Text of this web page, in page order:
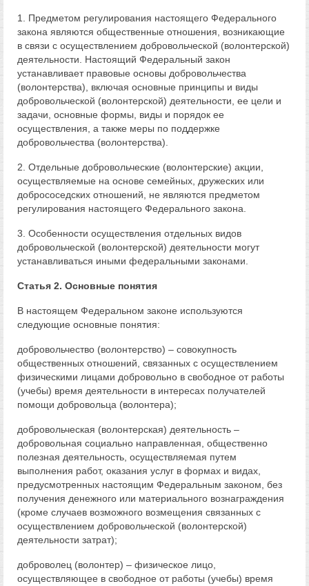
1. Предметом регулирования настоящего Федерального
закона являются общественные отношения, возникающие
в связи с осуществлением добровольческой (волонтерской)
деятельности. Настоящий Федеральный закон
устанавливает правовые основы добровольчества
(волонтерства), включая основные принципы и виды
добровольческой (волонтерской) деятельности, ее цели и
задачи, основные формы, виды и порядок ее
осуществления, а также меры по поддержке
добровольчества (волонтерства).
2. Отдельные добровольческие (волонтерские) акции,
осуществляемые на основе семейных, дружеских или
добрососедских отношений, не являются предметом
регулирования настоящего Федерального закона.
3. Особенности осуществления отдельных видов
добровольческой (волонтерской) деятельности могут
устанавливаться иными федеральными законами.
Статья 2. Основные понятия
В настоящем Федеральном законе используются
следующие основные понятия:
добровольчество (волонтерство) – совокупность
общественных отношений, связанных с осуществлением
физическими лицами добровольно в свободное от работы
(учебы) время деятельности в интересах получателей
помощи добровольца (волонтера);
добровольческая (волонтерская) деятельность –
добровольная социально направленная, общественно
полезная деятельность, осуществляемая путем
выполнения работ, оказания услуг в формах и видах,
предусмотренных настоящим Федеральным законом, без
получения денежного или материального вознаграждения
(кроме случаев возможного возмещения связанных с
осуществлением добровольческой (волонтерской)
деятельности затрат);
доброволец (волонтер) – физическое лицо,
осуществляющее в свободное от работы (учебы) время